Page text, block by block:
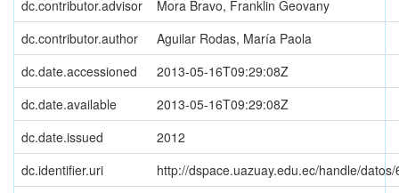
dc.contributor.advisor
Mora Bravo, Franklin Geovany
dc.contributor.author
Aguilar Rodas, María Paola
dc.date.accessioned
2013-05-16T09:29:08Z
dc.date.available
2013-05-16T09:29:08Z
dc.date.issued
2012
dc.identifier.uri
http://dspace.uazuay.edu.ec/handle/datos/